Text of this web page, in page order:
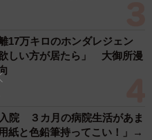
にしない性格なので、い
みたいな感じで動じなか
とりした性格なので、と
だん慣れて。今はすごく
かったのかな。
17万キロのホンダレジェン
しい方が居たら」 大御所漫
院 ３カ月の病院生活があま
紙と色鉛筆持ってこい！」→